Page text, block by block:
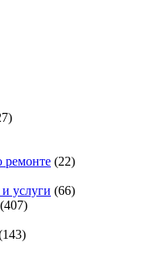
ремонте (22)
услуги (66)
(407)